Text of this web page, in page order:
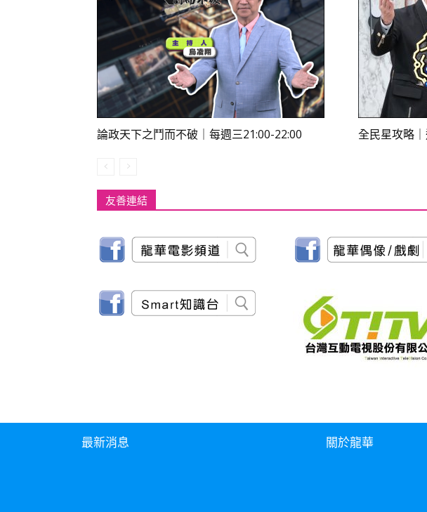
論政天下之鬥而不破｜每週三21:00-22:00 全民星攻略
友善連結
最新消息 關於龍華